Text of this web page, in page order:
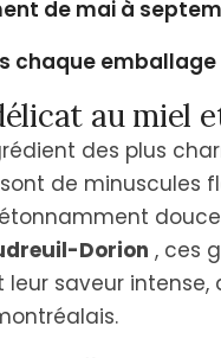
de mai à
chaque
au miel
des plus
sont de minuscules
Dorion , ces
saveur intense,